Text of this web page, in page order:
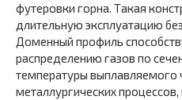
футеровки горна. Такая
длительную эксплуатацию
Доменный профиль
распределению газов по
температуры выплавляемого
металлургических